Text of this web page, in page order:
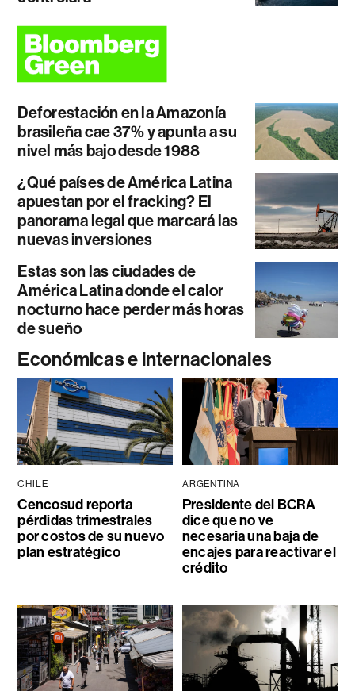
Deforestación en la Amazonía
brasileña cae 37% y apunta a su
nivel más bajo desde 1988
¿Qué países de América Latina
apuestan por el fracking? El
panorama legal que marcará las
nuevas inversiones
Estas son las ciudades de
América Latina donde el calor
nocturno hace perder más horas
de sueño
Económicas e internacionales
CHILE
Cencosud reporta
pérdidas trimestrales
por costos de su nuevo
plan estratégico
ARGENTINA
Presidente del BCRA
dice que no ve
necesaria una baja de
encajes para reactivar el
crédito